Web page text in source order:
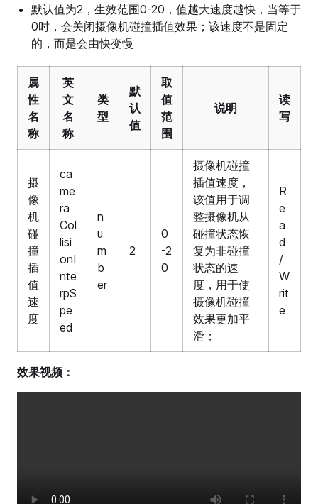
默认值为2，生效范围0-20，值越大速度越快，当等于
0时，会关闭摄像机碰撞插值效果；该速度不是固定
的，而是会由快变慢
属
性
名
称
英
文
名
称
类
型
默
认
值
取
值
范
围
说明
读
写
摄
像
机
碰
撞
插
值
速
度
ca
me
ra
Col
lisi
onI
nte
rpS
pe
ed
n
u
m
b
er
2
0
-2
0
摄像机碰撞
插值速度，
该值用于调
整摄像机从
碰撞状态恢
复为非碰撞
状态的速
度，用于使
摄像机碰撞
效果更加平
滑；
R
e
a
d
/
W
rit
e
效果视频：